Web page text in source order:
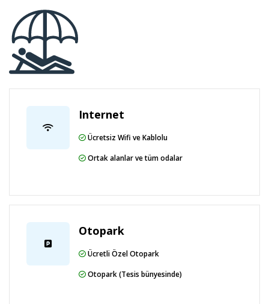
Internet
Ücretsiz Wifi ve Kablolu
Ortak alanlar ve tüm odalar
Otopark
Ücretli Özel Otopark
Otopark (Tesis bünyesinde)